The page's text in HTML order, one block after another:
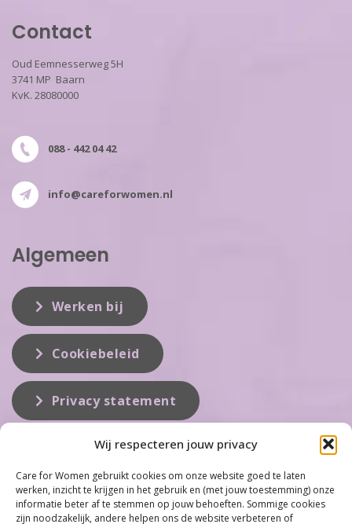
Wij respecteren jouw privacy
Care for Women gebruikt cookies om onze website goed te laten
werken, inzicht te krijgen in het gebruik en (met jouw toestemming) onze
informatie beter af te stemmen op jouw behoeften. Sommige cookies
zijn noodzakelijk, andere helpen ons de website verbeteren of
Contact
Oud Eemnesserweg 5H
3741 MP Baarn
KvK. 28080000
088 - 442 04 42
info@careforwomen.nl
Algemeen
Werken bij
Cookiebeleid
Privacy statement
Care for Women is de eerste organisatie die zich inzet op het gebied
van hormonale problemen bij vrouwen. Met ruim 100 locaties